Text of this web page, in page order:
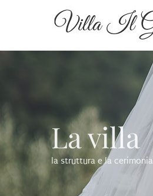
La villa
la struttura e la cerimonia